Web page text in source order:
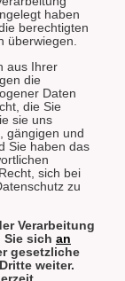
haben
berechtigten
überwiegen.
aus Ihrer
die
Daten
die Sie
sie uns
gängigen und
Sie haben das
sich bei
zu
Verarbeitung
Sie sich an
gesetzliche
weiter.